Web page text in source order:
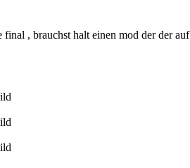
, brauchst halt einen mod der der